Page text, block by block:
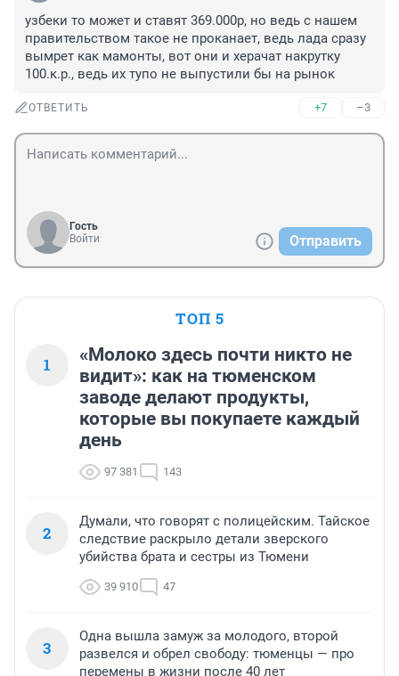
узбеки то может и ставят 369.000р, но ведь с нашем
правительством такое не проканает, ведь лада сразу
вымрет как мамонты, вот они и херачат накрутку
100.к.р., ведь их тупо не выпустили бы на рынок
ОТВЕТИТЬ +7 –3
Гость
Войти
Отправить
ТОП 5
1
«Молоко здесь почти никто не
видит»: как на тюменском
заводе делают продукты,
которые вы покупаете каждый
день
97 381 143
2
Думали, что говорят с полицейским. Тайское
следствие раскрыло детали зверского
убийства брата и сестры из Тюмени
39 910 47
3
Одна вышла замуж за молодого, второй
развелся и обрел свободу: тюменцы — про
перемены в жизни после 40 лет